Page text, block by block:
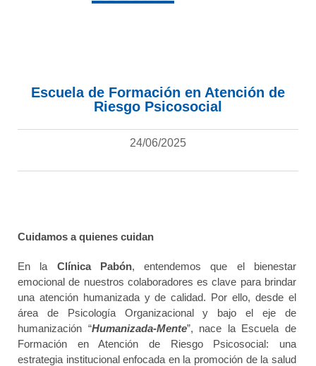
Escuela de Formación en Atención de
Riesgo Psicosocial
24/06/2025
Cuidamos a quienes cuidan
En la Clínica Pabón, entendemos que el bienestar
emocional de nuestros colaboradores es clave para brindar
una atención humanizada y de calidad. Por ello, desde el
área de Psicología Organizacional y bajo el eje de
humanización “Humanizada-Mente”, nace la Escuela de
Formación en Atención de Riesgo Psicosocial: una
estrategia institucional enfocada en la promoción de la salud